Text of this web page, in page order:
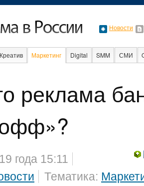
Новости
Креатив Маркетинг Digital SMM СМИ
реклама
года 15:11
Тематика: